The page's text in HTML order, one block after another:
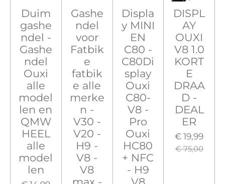
Duim
gashe
ndel -
Gashe
ndel
Ouxi
alle
model
len en
QMW
HEEL
alle
model
len
Gashe
ndel
voor
Fatbik
e
fatbik
e alle
merke
n -
V30 -
V20 -
H9 -
V8 -
V8
Displa
y MINI
EN
C80 -
C80Di
splay
Ouxi
C80-
V8 -
Pro
Ouxi
HC80
+ NFC
- H9
DISPL
AY
OUXI
V8 1.0
KORT
E
DRAA
D -
DEAL
ER
€ 19,99
€ 75,00